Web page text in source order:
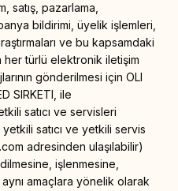
satış, pazarlama,
bildirimi, üyelik işlemleri,
ve bu kapsamdaki
her türlü elektronik iletişim
gönderilmesi için OLI
SIRKETI, ile
satıcı ve servisleri
satıcı ve yetkili servis
adresinden ulaşılabilir)
işlenmesine,
aynı amaçlara yönelik olarak